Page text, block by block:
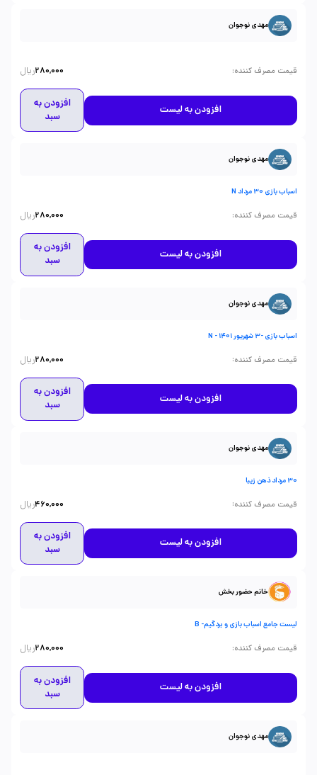
مهدی نوجوان
قیمت مصرف کننده:
280,000ریال
افزودن به لیست
افزودن به
سبد
مهدی نوجوان
اسباب بازی 30 مرداد N
قیمت مصرف کننده:
280,000ریال
افزودن به لیست
افزودن به
سبد
مهدی نوجوان
اسباب بازی -3 شهریور 1401 - N
قیمت مصرف کننده:
280,000ریال
افزودن به لیست
افزودن به
سبد
مهدی نوجوان
30 مرداد ذهن زیبا
قیمت مصرف کننده:
460,000ریال
افزودن به لیست
افزودن به
سبد
خانم حضور بخش
لیست جامع اسباب بازی و بردگیم- B
قیمت مصرف کننده:
280,000ریال
افزودن به لیست
افزودن به
سبد
مهدی نوجوان